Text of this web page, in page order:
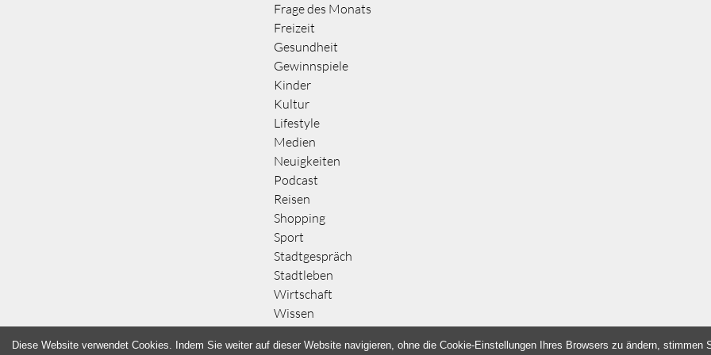
Frage des Monats
Freizeit
Gesundheit
Gewinnspiele
Kinder
Kultur
Lifestyle
Medien
Neuigkeiten
Podcast
Reisen
Shopping
Sport
Stadtgespräch
Stadtleben
Wirtschaft
Wissen
Diese Website verwendet Cookies. Indem Sie weiter auf dieser Website navigieren, ohne die Cookie-Einstellungen Ihres Browsers zu ändern, stimmen